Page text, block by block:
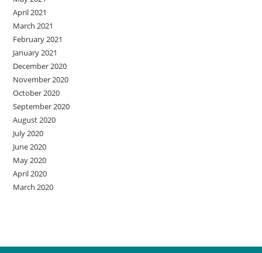
April 2021
March 2021
February 2021
January 2021
December 2020
November 2020
October 2020
September 2020
August 2020
July 2020
June 2020
May 2020
April 2020
March 2020